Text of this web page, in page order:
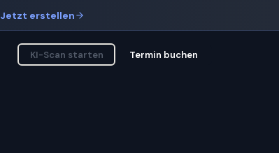
Jetzt erstellen
KI-Scan starten Termin buchen